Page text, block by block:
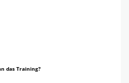
das Training?